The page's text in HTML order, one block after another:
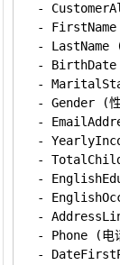
-
- FirstName
- LastName
- BirthDate
-
- Gender (
-
-
-
-
-
-
- Phone (电
-